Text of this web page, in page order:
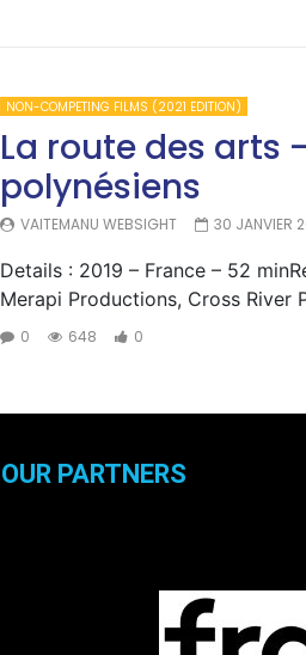
NON-COMPETING FILMS (2021 EDITION)
La route des arts
polynésiens
VAITEMANU WEBSIGHT 30 JANVIER
Details : 2019 – France – 52
Merapi Productions, Cross River
0 648 0
OUR PARTNERS